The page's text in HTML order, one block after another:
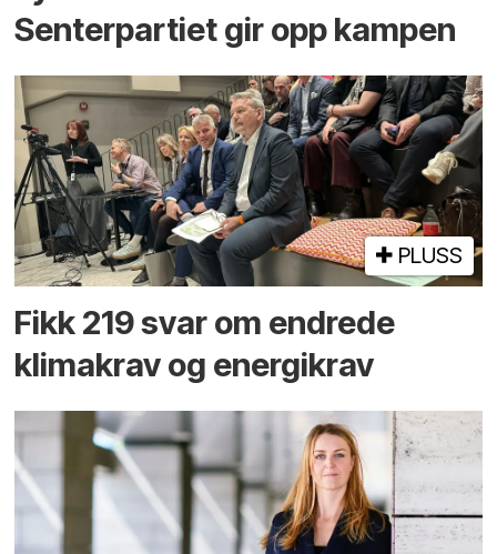
Senterpartiet gir opp kampen
PLUSS
Fikk 219 svar om endrede
klimakrav og energikrav